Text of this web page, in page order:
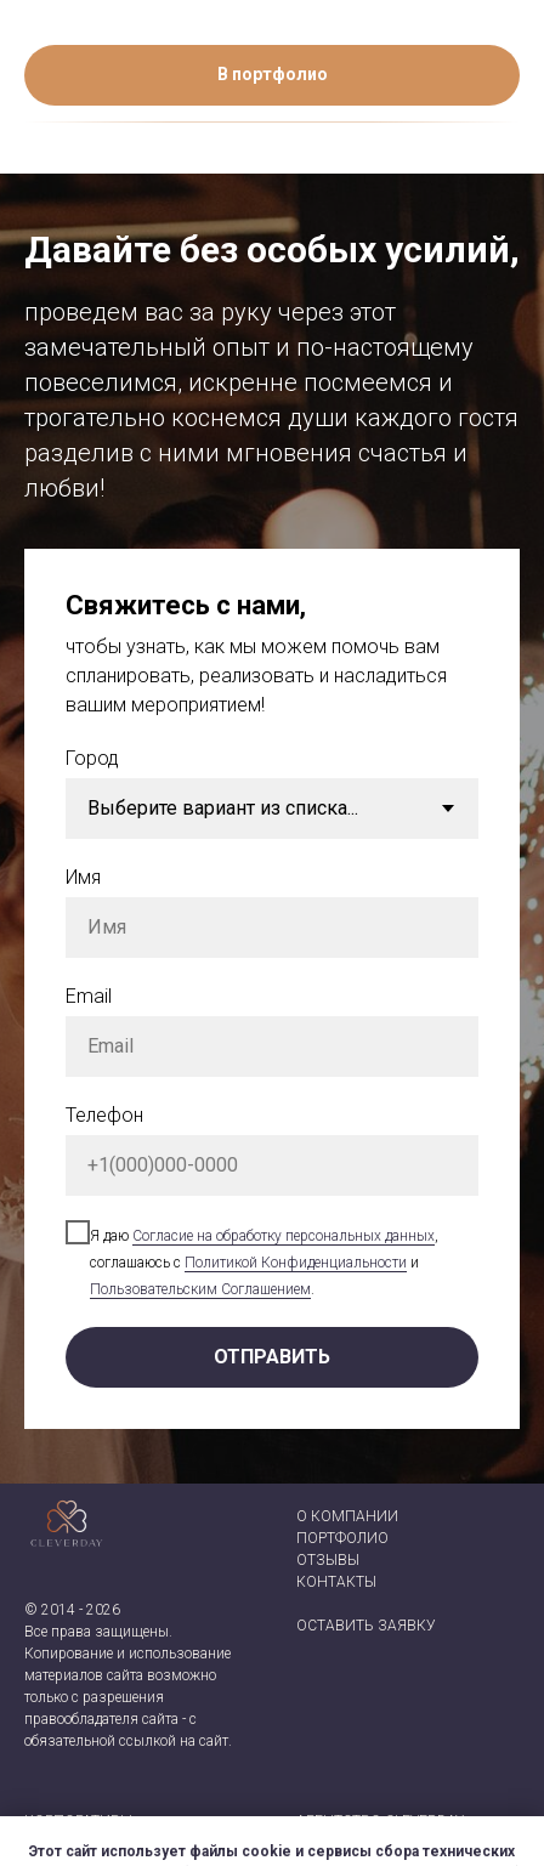
Этот сайт использует файлы cookie и сервисы сбора технических
В портфолио
Давайте без особых усилий,
проведем вас за руку через этот
замечательный опыт и по-настоящему
повеселимся, искренне посмеемся и
трогательно коснемся души каждого гостя
разделив с ними мгновения счастья и
любви!
Свяжитесь с нами,
чтобы узнать, как мы можем помочь вам
спланировать, реализовать и насладиться
вашим мероприятием!
Город
Имя
Email
Телефон
Я даю Cогласие на обработку персональных данных,
соглашаюсь с Политикой Конфиденциальности и
Пользовательским Соглашением.
ОТПРАВИТЬ
© 2014 - 2026
Все права защищены.
Копирование и использование
материалов сайта возможно
только с разрешения
правообладателя сайта - с
обязательной ссылкой на сайт.
О КОМПАНИИ
ПОРТФОЛИО
ОТЗЫВЫ
КОНТАКТЫ
ОСТАВИТЬ ЗАЯВКУ
КОРПОРАТИВЫ
ТИМБИЛДИНГИ
АГЕНТСТВО CLEVERDAY
+7 (921) 924-66-28